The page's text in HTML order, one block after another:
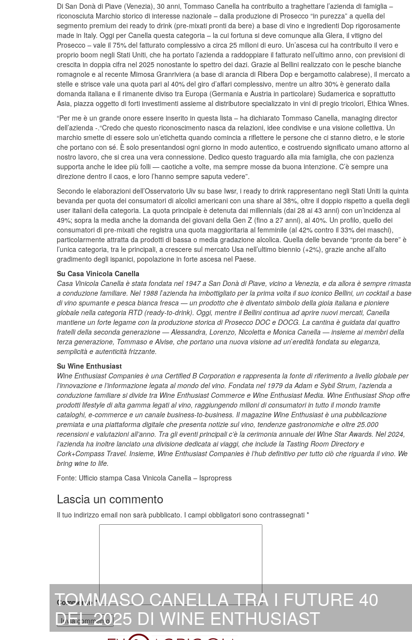
TOMMASO CANELLA TRA I FUTURE 40
DEL 2025 DI WINE ENTHUSIAST
Di San Donà di Piave (Venezia), 30 anni, Tommaso Canella ha contribuito a traghettare l’azienda di famiglia –
riconosciuta Marchio storico di interesse nazionale – dalla produzione di Prosecco “in purezza” a quella del
segmento premium dei ready to drink (pre-mixati pronti da bere) a base di vino e ingredienti Dop rigorosamente
made in Italy. Oggi per Canella questa categoria – la cui fortuna si deve comunque alla Glera, il vitigno del
Prosecco – vale il 75% del fatturato complessivo a circa 25 milioni di euro. Un’ascesa cui ha contribuito il vero e
proprio boom negli Stati Uniti, che ha portato l’azienda a raddoppiare il fatturato nell’ultimo anno, con previsioni di
crescita in doppia cifra nel 2025 nonostante lo spettro dei dazi. Grazie al Bellini realizzato con le pesche bianche
romagnole e al recente Mimosa Granriviera (a base di arancia di Ribera Dop e bergamotto calabrese), il mercato a
stelle e strisce vale una quota pari al 40% del giro d’affari complessivo, mentre un altro 30% è generato dalla
domanda italiana e il rimanente diviso tra Europa (Germania e Austria in particolare) Sudamerica e soprattutto
Asia, piazza oggetto di forti investimenti assieme al distributore specializzato in vini di pregio tricolori, Ethica Wines.
“Per me è un grande onore essere inserito in questa lista – ha dichiarato Tommaso Canella, managing director
dell’azienda -.“Credo che questo riconoscimento nasca da relazioni, idee condivise e una visione collettiva. Un
marchio smette di essere solo un’etichetta quando comincia a riflettere le persone che ci stanno dietro, e le storie
che portano con sé. È solo presentandosi ogni giorno in modo autentico, e costruendo significato umano attorno al
nostro lavoro, che si crea una vera connessione. Dedico questo traguardo alla mia famiglia, che con pazienza
supporta anche le idee più folli — caotiche a volte, ma sempre mosse da buona intenzione. C’è sempre una
direzione dentro il caos, e loro l’hanno sempre saputa vedere”.
Secondo le elaborazioni dell’Osservatorio Uiv su base Iwsr, i ready to drink rappresentano negli Stati Uniti la quinta
bevanda per quota dei consumatori di alcolici americani con una share al 38%, oltre il doppio rispetto a quella degli
user italiani della categoria. La quota principale è detenuta dai millennials (dai 28 ai 43 anni) con un’incidenza al
49%; sopra la media anche la domanda dei giovani della Gen Z (fino a 27 anni), al 40%. Un profilo, quello dei
consumatori di pre-mixati che registra una quota maggioritaria al femminile (al 42% contro il 33% dei maschi),
particolarmente attratta da prodotti di bassa o media gradazione alcolica. Quella delle bevande “pronte da bere” è
l’unica categoria, tra le principali, a crescere sul mercato Usa nell’ultimo biennio (+2%), grazie anche all’alto
gradimento degli ispanici, popolazione in forte ascesa nel Paese.
Su Casa Vinicola Canella
Casa Vinicola Canella è stata fondata nel 1947 a San Donà di Piave, vicino a Venezia, e da allora è sempre rimasta
a conduzione familiare. Nel 1988 l’azienda ha imbottigliato per la prima volta il suo iconico Bellini, un cocktail a base
di vino spumante e pesca bianca fresca — un prodotto che è diventato simbolo della gioia italiana e pioniere
globale nella categoria RTD (ready-to-drink). Oggi, mentre il Bellini continua ad aprire nuovi mercati, Canella
mantiene un forte legame con la produzione storica di Prosecco DOC e DOCG. La cantina è guidata dai quattro
fratelli della seconda generazione — Alessandra, Lorenzo, Nicoletta e Monica Canella — insieme ai membri della
terza generazione, Tommaso e Alvise, che portano una nuova visione ad un’eredità fondata su eleganza,
semplicità e autenticità frizzante.
Su Wine Enthusiast
Wine Enthusiast Companies è una Certified B Corporation e rappresenta la fonte di riferimento a livello globale per
l’innovazione e l’informazione legata al mondo del vino. Fondata nel 1979 da Adam e Sybil Strum, l’azienda a
conduzione familiare si divide tra Wine Enthusiast Commerce e Wine Enthusiast Media. Wine Enthusiast Shop offre
prodotti lifestyle di alta gamma legati al vino, raggiungendo milioni di consumatori in tutto il mondo tramite
cataloghi, e-commerce e un canale business-to-business. Il magazine Wine Enthusiast è una pubblicazione
premiata e una piattaforma digitale che presenta notizie sul vino, tendenze gastronomiche e oltre 25.000
recensioni e valutazioni all’anno. Tra gli eventi principali c’è la cerimonia annuale dei Wine Star Awards. Nel 2024,
l’azienda ha inoltre lanciato una divisione dedicata ai viaggi, che include la Tasting Room Directory e
Cork+Compass Travel. Insieme, Wine Enthusiast Companies è l’hub definitivo per tutto ciò che riguarda il vino. We
bring wine to life.
Fonte: Ufficio stampa Casa Vinicola Canella – Ispropress
Lascia un commento
Il tuo indirizzo email non sarà pubblicato. I campi obbligatori sono contrassegnati *
Commento *